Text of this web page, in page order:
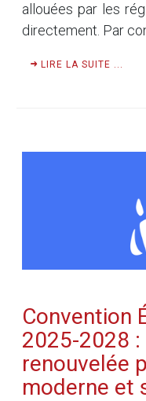
allouées par les
directement. Par
LIRE LA SUITE ...
Convention
2025-2028 :
renouvelée
moderne et